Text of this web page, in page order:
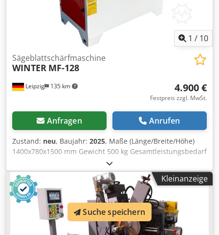
1 / 10
Leipzig 135 km
Sägeblattschärfmaschine
WINTER MF-128
4.900 €
Festpreis zzgl. MwSt.
Anfragen Anrufen
Zustand: neu, Baujahr: 2025, Maße (Länge/Breite/Höhe)
1400x780x1500 mm Gewicht 500 kg Gesamtleistungsbedarf
2 kw Sägeblatt Schärfautomat MF-128 - für Brust- und
Rückenschliff - min. / max. Sägeblattdurchmesser 150 mm
/ 500 mm - min./max. Dicke des Sägeblatts 2~8 mm -
Aufnahmeadapter Ø 30, 40, 50 mm - Drehzahl
Schleifscheibenspindel 3800 U/min - Gesamtleistung 2 kW
/ 400 V / 50 Hz - max. Schleifscheibendurchmesser mm
Ø125 mm - inklusive Diamantschleifscheibe Ø 125 x 32 x
Kleinanzeige
Suche speichern